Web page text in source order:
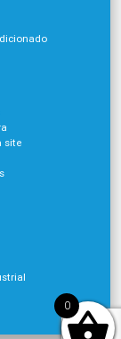
site
0